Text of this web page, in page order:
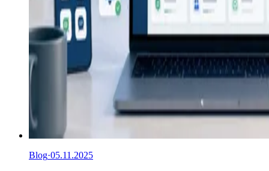
Blog·05.11.2025